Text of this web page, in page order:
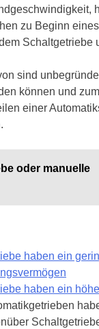
zu Beginn
Schaltgetriebe
sind
können und
einer
oder manuelle
haben ein
haben ein